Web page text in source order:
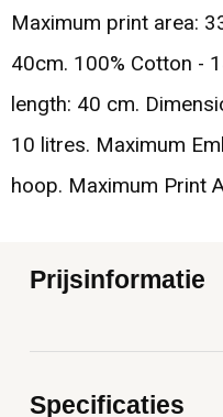
Maximum print area:
40cm. 100% Cotton -
length: 40 cm.
10 litres. Maximum
hoop. Maximum Print
Prijsinformatie
Specificaties